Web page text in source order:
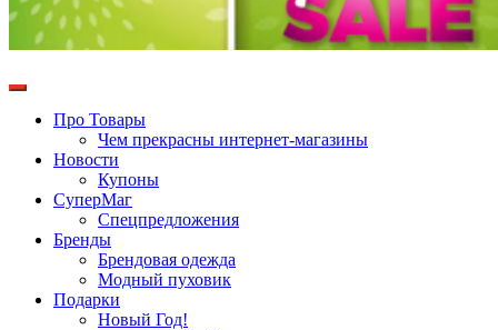
Про Товары
Чем прекрасны интернет-магазины
Новости
Купоны
СуперМаг
Спецпредложения
Бренды
Брендовая одежда
Модный пуховик
Подарки
Новый Год!